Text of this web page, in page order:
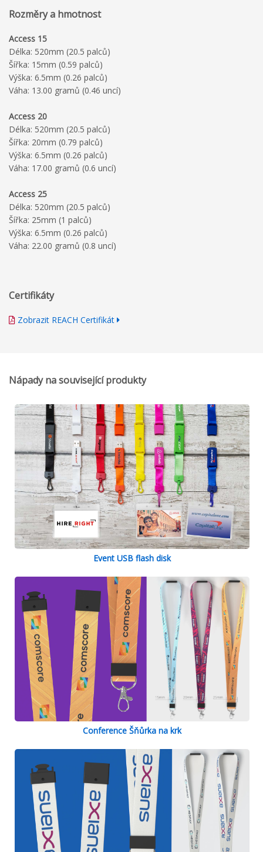
Rozměry a hmotnost
Access 15
Délka: 520mm (20.5 palců)
Šířka: 15mm (0.59 palců)
Výška: 6.5mm (0.26 palců)
Váha: 13.00 gramů (0.46 uncí)
Access 20
Délka: 520mm (20.5 palců)
Šířka: 20mm (0.79 palců)
Výška: 6.5mm (0.26 palců)
Váha: 17.00 gramů (0.6 uncí)
Access 25
Délka: 520mm (20.5 palců)
Šířka: 25mm (1 palců)
Výška: 6.5mm (0.26 palců)
Váha: 22.00 gramů (0.8 uncí)
Certifikáty
Zobrazit REACH Certifikát
Nápady na související produkty
Event USB flash disk
Conference Šňůrka na krk